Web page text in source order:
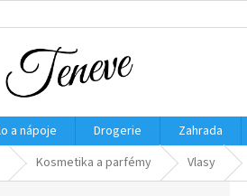
a nápoje Drogerie Zahrada
Domů Kosmetika a parfémy Vlasy